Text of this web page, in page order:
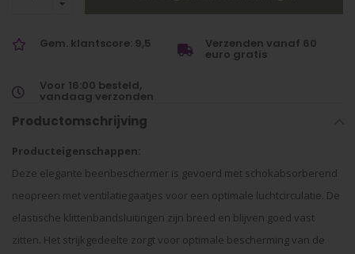
Gem. klantscore: 9,5 Verzenden vanaf 60
euro gratis
Voor 16:00 besteld,
vandaag verzonden
Productomschrijving
Producteigenschappen:
Deze elegante beenbeschermer is gevoerd met schokabsorberend
neopreen met ventilatiegaatjes voor een optimale luchtcirculatie. De
elastische klittenbandsluitingen zijn breed en blijven goed vast
zitten. Het strijkgedeelte zorgt voor optimale bescherming van de